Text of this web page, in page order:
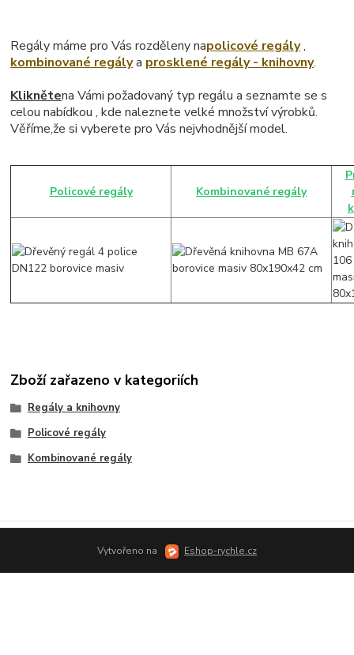
Regály máme pro Vás rozděleny napolicové regály,
kombinované regálya prosklené regály - knihovny.
Kliknětena Vámi požadovaný typ regálu a seznamte se s
celou nabídkou , kde naleznete velké množství výrobků.
Věříme,že si vyberete pro Vás nejvhodnější model.
Policové regály Kombinované regály
Zboží zařazeno v kategoriích
Regály a knihovny
Policové regály
Kombinované regály
Vytvořeno na Eshop-rychle.cz